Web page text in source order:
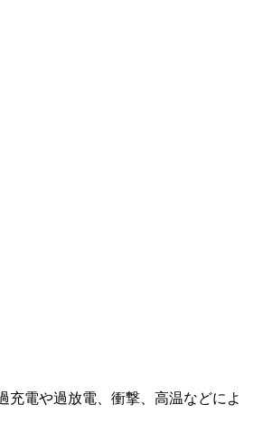
充電や過放電、衝撃、高温などによ